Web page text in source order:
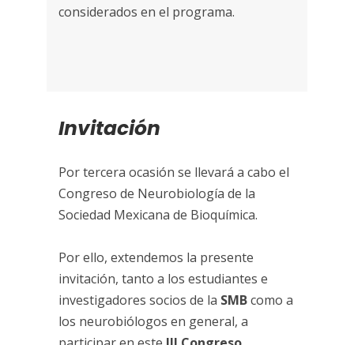
considerados en el programa.
Invitación
Por tercera ocasión se llevará a cabo el
Congreso de Neurobiología de la
Sociedad Mexicana de Bioquímica.
Por ello, extendemos la presente
invitación, tanto a los estudiantes e
investigadores socios de la SMBcomo a
los neurobiólogos en general, a